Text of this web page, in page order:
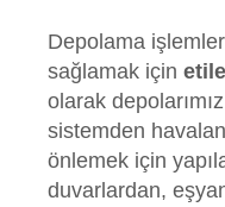
Depolama
sağlamak için
olarak
sistemden
önlemek için
duvarlardan,